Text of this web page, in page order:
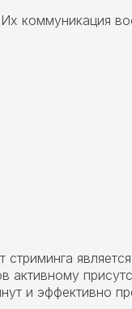
коммуникация
и эффективно